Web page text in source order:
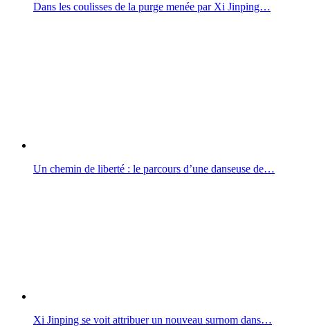
Dans les coulisses de la purge menée par Xi Jinping…
Un chemin de liberté : le parcours d’une danseuse de…
Xi Jinping se voit attribuer un nouveau surnom dans…